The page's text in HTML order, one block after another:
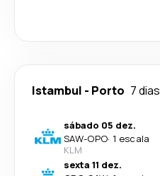
Istambul - Porto 7 dias
sábado 05 dez.
SAW-OPO· 1 escala
KLM
sexta 11 dez.